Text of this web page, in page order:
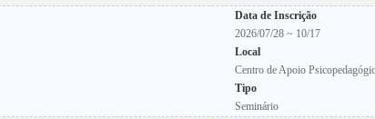
Data de Inscrição
2026/07/28 ~ 10/17
Local
Centro de Apoio
Tipo
Seminário